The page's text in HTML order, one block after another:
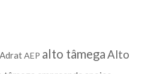
AdratAEP alto tâmegaAlto